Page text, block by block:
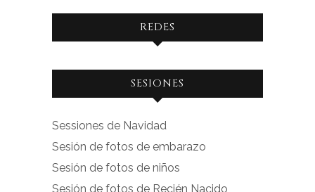
REDES
Ver
facebook.com
en
Facebook
Ver
instagram.com
en
Instagram
SESIONES
Sessiones de Navidad
Sesión de fotos de embarazo
Sesión de fotos de niños
Sesión de fotos de Recién Nacido